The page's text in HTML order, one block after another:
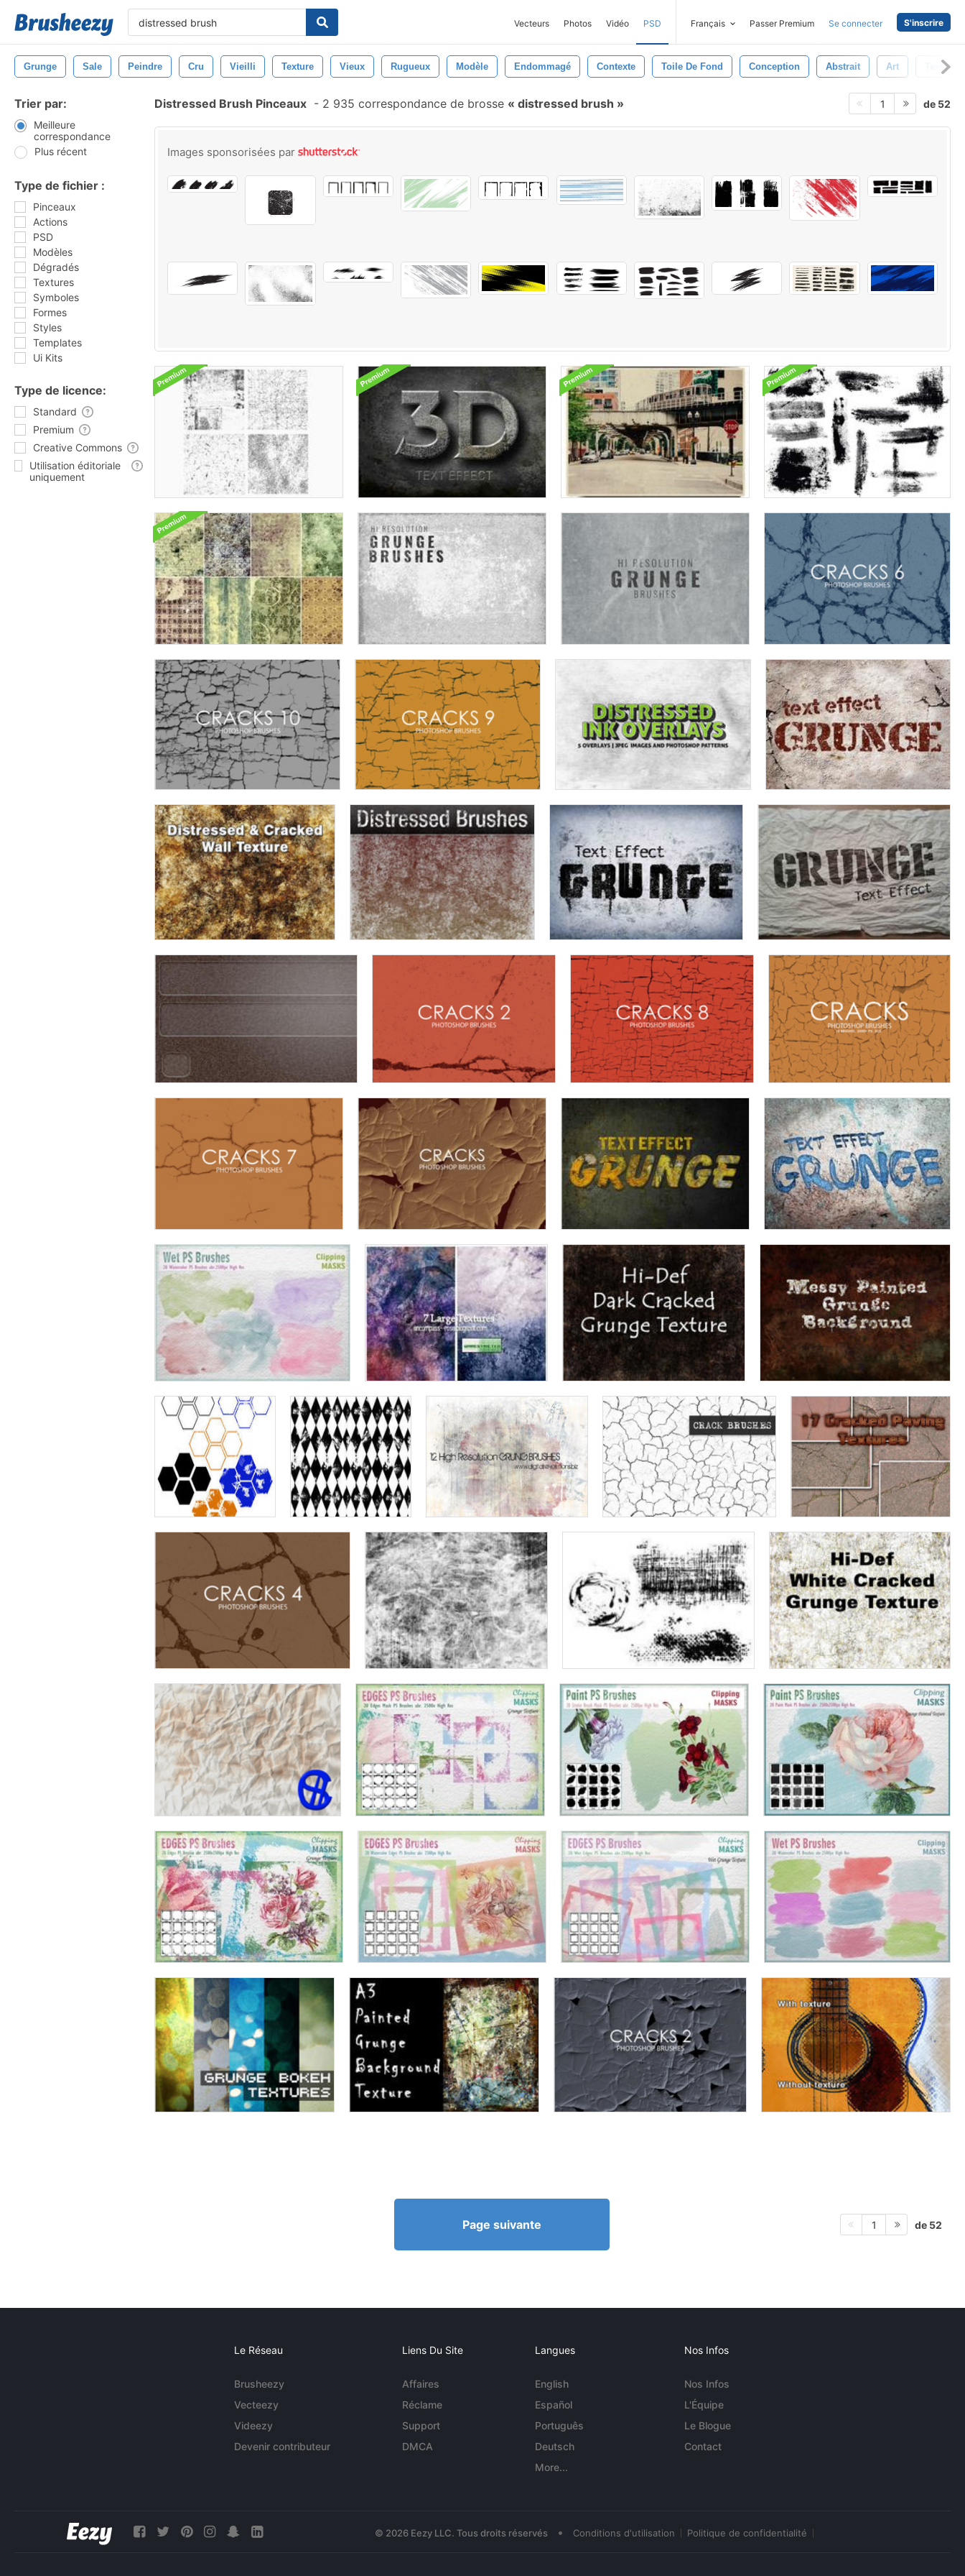
Vecteurs Photos Vidéo PSD Français Passer Premium Se connecter S'inscrire
Grunge Sale Peindre Cru Vieilli Texture Vieux Rugueux Modèle Endommagé Contexte Toile De Fond Conception Abstrait Art Texture
Trier par:
Meilleure
correspondance
Plus récent
Type de fichier :
Pinceaux
Actions
PSD
Modèles
Dégradés
Textures
Symboles
Formes
Styles
Templates
Ui Kits
Type de licence:
Standard
Premium
Creative Commons
Utilisation éditoriale
uniquement
Distressed Brush Pinceaux - 2 935 correspondance de brosse distressed brush 1 de 52
Images sponsorisées par
Page suivante 1 de 52
Le Réseau
Brusheezy
Vecteezy
Videezy
Devenir contributeur
Liens Du Site
Affaires
Réclame
Support
DMCA
Langues
English
Español
Português
Deutsch
More...
Nos Infos
Nos Infos
L'Équipe
Le Blogue
Contact
© 2026 Eezy LLC. Tous droits réservés • Conditions d'utilisation Politique de confidentialité